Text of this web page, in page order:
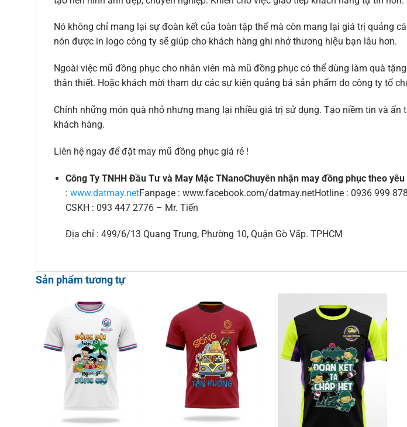
Nó không chỉ mang lại sự đoàn kết của toàn tập thể mà còn mang lại giá trị quảng
nón được in logo công ty sẽ giúp cho khách hàng ghi nhớ thương hiệu bạn lâu hơn.
Ngoài việc mũ đồng phục cho nhân viên mà mũ đồng phục có thể dùng làm quà
thân thiết. Hoặc khách mời tham dự các sự kiện quảng bá sản phẩm do công ty tổ
Chính những món quà nhỏ nhưng mang lại nhiều giá trị sử dụng. Tạo niềm tin và ấn
khách hàng.
Liên hệ ngay để đặt may mũ đồng phục giá rẻ !
Công Ty TNHH Đầu Tư và May Mặc TNanoChuyên nhận may đồng phục theo yêu
:www.datmay.netFanpage : www.facebook.com/datmay.netHotline : 0936 999
CSKH : 093 447 2776 – Mr. Tiến
Địa chỉ : 499/6/13 Quang Trung, Phường 10, Quận Gò Vấp. TPHCM
Sản phẩm tương tự